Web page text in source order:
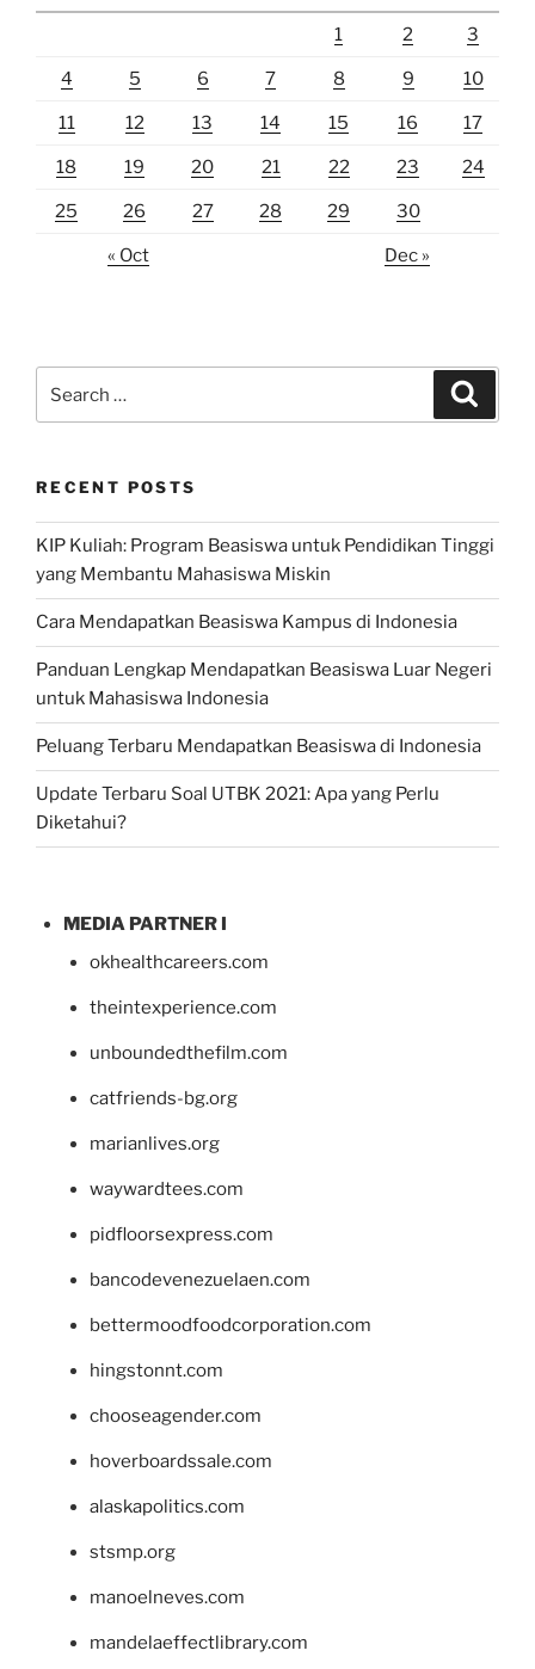
1 2 3
4 5 6 7 8 9 10
11 12 13 14 15 16 17
18 19 20 21 22 23 24
25 26 27 28 29 30
« Oct Dec »
for:
RECENT POSTS
KIP Kuliah: Program Beasiswa untuk Pendidikan Tinggi
yang Membantu Mahasiswa Miskin
Cara Mendapatkan Beasiswa Kampus di Indonesia
Panduan Lengkap Mendapatkan Beasiswa Luar Negeri
untuk Mahasiswa Indonesia
Peluang Terbaru Mendapatkan Beasiswa di Indonesia
Update Terbaru Soal UTBK 2021: Apa yang Perlu
Diketahui?
MEDIA PARTNER I
okhealthcareers.com
theintexperience.com
unboundedthefilm.com
catfriends-bg.org
marianlives.org
waywardtees.com
pidfloorsexpress.com
bancodevenezuelaen.com
bettermoodfoodcorporation.com
hingstonnt.com
chooseagender.com
hoverboardssale.com
alaskapolitics.com
stsmp.org
manoelneves.com
mandelaeffectlibrary.com